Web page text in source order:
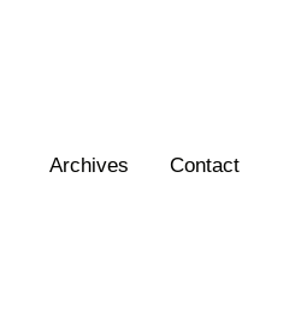
Archives
Contact